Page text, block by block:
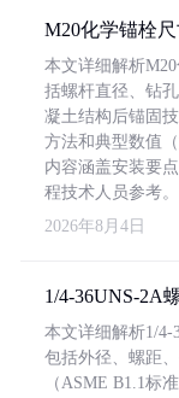
M20化学锚栓
本文详细解析
括螺杆直径、钻
凝土结构后锚固
方法和典型数值
内容涵盖安装要
程技术人员参考。
2026年8月4日
1/4-36UNS-2A
本文详细解析1/4-
包括外径、螺距
（ASME B1.1标